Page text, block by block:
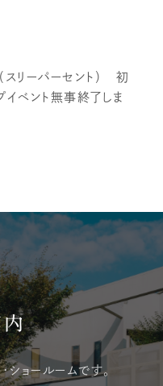
リーパーセント） 初
イベント無事終了しま
内
ショールームです。